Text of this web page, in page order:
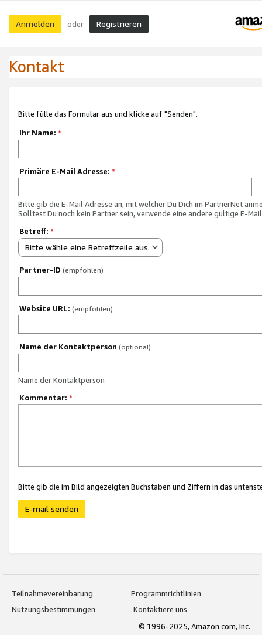
Anmelden oder Registrieren
Kontakt
Bitte fülle das Formular aus und klicke auf "Senden".
Ihr Name: *
Primäre E-Mail Adresse: *
Bitte gib die E-Mail Adresse an, mit welcher Du Dich im PartnerNet
Solltest Du noch kein Partner sein, verwende eine andere gültige E-
Betreff: *
Bitte wähle eine Betreffzeile aus.
Partner-ID (empfohlen)
Website URL: (empfohlen)
Name der Kontaktperson (optional)
Name der Kontaktperson
Kommentar: *
Bitte gib die im Bild angezeigten Buchstaben und Ziffern in das
E-mail senden
Teilnahmevereinbarung
Programmrichtlinien
Nutzungsbestimmungen
Kontaktiere uns
© 1996-2025, Amazon.com, Inc.